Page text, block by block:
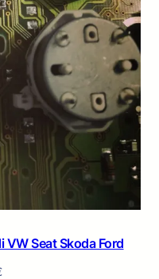
Seat Skoda Ford